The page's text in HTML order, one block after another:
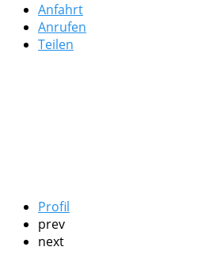
Anfahrt
Anrufen
Teilen
Profil
prev
next